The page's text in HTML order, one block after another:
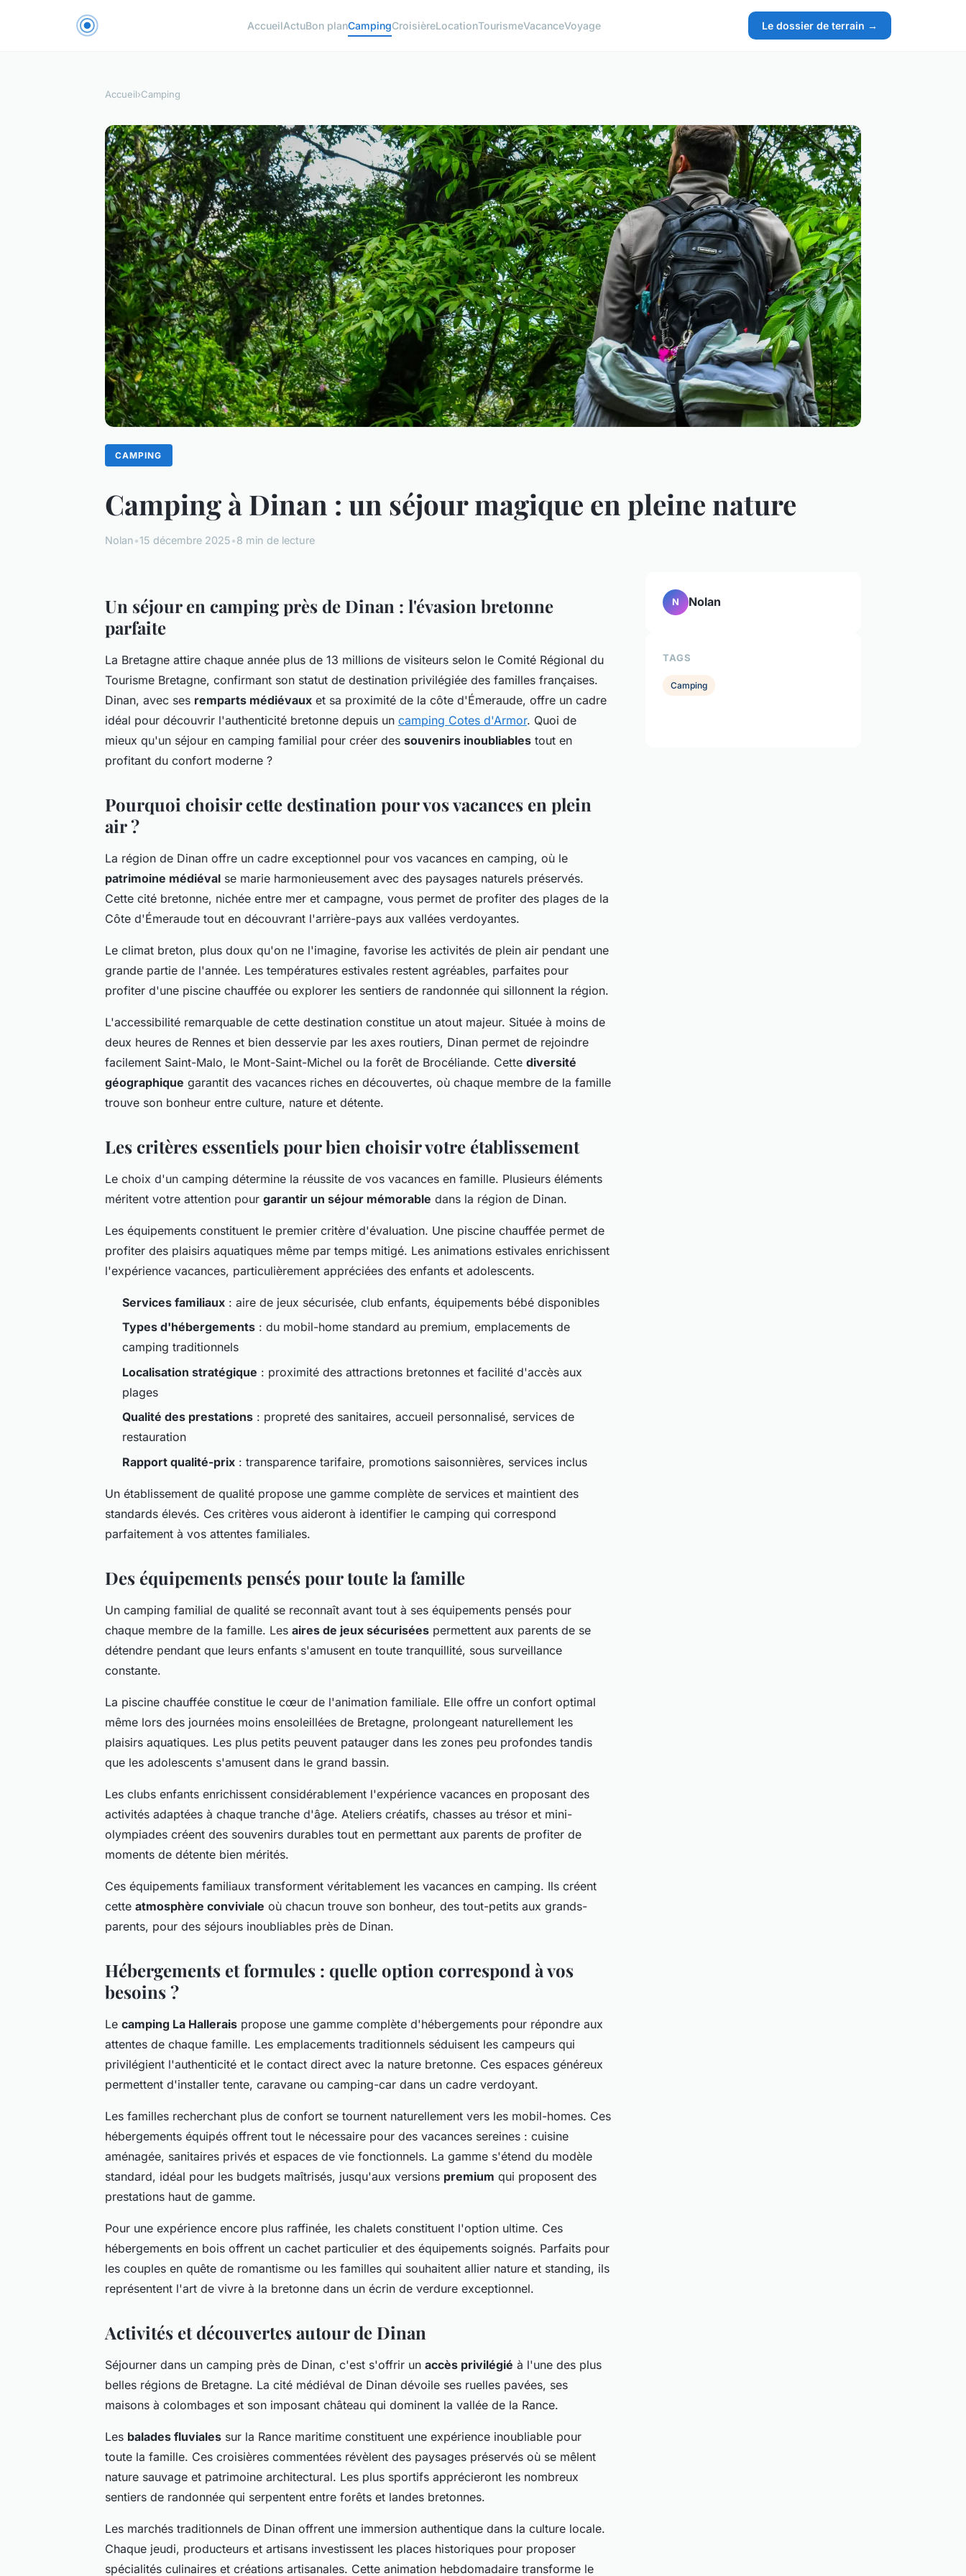
AccueilActuBon planCampingCroisièreLocationTourismeVacanceVoyage Le dossier de terrain →
Accueil›Camping
CAMPING
Camping à Dinan : un séjour magique en pleine nature
Nolan•15 décembre 2025•8 min de lecture
Un séjour en camping près de Dinan : l'évasion bretonne
parfaite
La Bretagne attire chaque année plus de 13 millions de visiteurs selon le Comité Régional du
Tourisme Bretagne, confirmant son statut de destination privilégiée des familles françaises.
Dinan, avec ses remparts médiévaux et sa proximité de la côte d'Émeraude, offre un cadre
idéal pour découvrir l'authenticité bretonne depuis un camping Cotes d'Armor. Quoi de
mieux qu'un séjour en camping familial pour créer des souvenirs inoubliables tout en
profitant du confort moderne ?
Pourquoi choisir cette destination pour vos vacances en plein
air ?
La région de Dinan offre un cadre exceptionnel pour vos vacances en camping, où le
patrimoine médiéval se marie harmonieusement avec des paysages naturels préservés.
Cette cité bretonne, nichée entre mer et campagne, vous permet de profiter des plages de la
Côte d'Émeraude tout en découvrant l'arrière-pays aux vallées verdoyantes.
Le climat breton, plus doux qu'on ne l'imagine, favorise les activités de plein air pendant une
grande partie de l'année. Les températures estivales restent agréables, parfaites pour
profiter d'une piscine chauffée ou explorer les sentiers de randonnée qui sillonnent la région.
L'accessibilité remarquable de cette destination constitue un atout majeur. Située à moins de
deux heures de Rennes et bien desservie par les axes routiers, Dinan permet de rejoindre
facilement Saint-Malo, le Mont-Saint-Michel ou la forêt de Brocéliande. Cette diversité
géographique garantit des vacances riches en découvertes, où chaque membre de la famille
trouve son bonheur entre culture, nature et détente.
Les critères essentiels pour bien choisir votre établissement
Le choix d'un camping détermine la réussite de vos vacances en famille. Plusieurs éléments
méritent votre attention pour garantir un séjour mémorable dans la région de Dinan.
Les équipements constituent le premier critère d'évaluation. Une piscine chauffée permet de
profiter des plaisirs aquatiques même par temps mitigé. Les animations estivales enrichissent
l'expérience vacances, particulièrement appréciées des enfants et adolescents.
Services familiaux : aire de jeux sécurisée, club enfants, équipements bébé disponibles
Types d'hébergements : du mobil-home standard au premium, emplacements de
camping traditionnels
Localisation stratégique : proximité des attractions bretonnes et facilité d'accès aux
plages
Qualité des prestations : propreté des sanitaires, accueil personnalisé, services de
restauration
Rapport qualité-prix : transparence tarifaire, promotions saisonnières, services inclus
Un établissement de qualité propose une gamme complète de services et maintient des
standards élevés. Ces critères vous aideront à identifier le camping qui correspond
parfaitement à vos attentes familiales.
Des équipements pensés pour toute la famille
Un camping familial de qualité se reconnaît avant tout à ses équipements pensés pour
chaque membre de la famille. Les aires de jeux sécurisées permettent aux parents de se
détendre pendant que leurs enfants s'amusent en toute tranquillité, sous surveillance
constante.
La piscine chauffée constitue le cœur de l'animation familiale. Elle offre un confort optimal
même lors des journées moins ensoleillées de Bretagne, prolongeant naturellement les
plaisirs aquatiques. Les plus petits peuvent patauger dans les zones peu profondes tandis
que les adolescents s'amusent dans le grand bassin.
Les clubs enfants enrichissent considérablement l'expérience vacances en proposant des
activités adaptées à chaque tranche d'âge. Ateliers créatifs, chasses au trésor et mini-
olympiades créent des souvenirs durables tout en permettant aux parents de profiter de
moments de détente bien mérités.
Ces équipements familiaux transforment véritablement les vacances en camping. Ils créent
cette atmosphère conviviale où chacun trouve son bonheur, des tout-petits aux grands-
parents, pour des séjours inoubliables près de Dinan.
Hébergements et formules : quelle option correspond à vos
besoins ?
Le camping La Hallerais propose une gamme complète d'hébergements pour répondre aux
attentes de chaque famille. Les emplacements traditionnels séduisent les campeurs qui
privilégient l'authenticité et le contact direct avec la nature bretonne. Ces espaces généreux
permettent d'installer tente, caravane ou camping-car dans un cadre verdoyant.
Les familles recherchant plus de confort se tournent naturellement vers les mobil-homes. Ces
hébergements équipés offrent tout le nécessaire pour des vacances sereines : cuisine
aménagée, sanitaires privés et espaces de vie fonctionnels. La gamme s'étend du modèle
standard, idéal pour les budgets maîtrisés, jusqu'aux versions premium qui proposent des
prestations haut de gamme.
Pour une expérience encore plus raffinée, les chalets constituent l'option ultime. Ces
hébergements en bois offrent un cachet particulier et des équipements soignés. Parfaits pour
les couples en quête de romantisme ou les familles qui souhaitent allier nature et standing, ils
représentent l'art de vivre à la bretonne dans un écrin de verdure exceptionnel.
Activités et découvertes autour de Dinan
Séjourner dans un camping près de Dinan, c'est s'offrir un accès privilégié à l'une des plus
belles régions de Bretagne. La cité médiéval de Dinan dévoile ses ruelles pavées, ses
maisons à colombages et son imposant château qui dominent la vallée de la Rance.
Les balades fluviales sur la Rance maritime constituent une expérience inoubliable pour
toute la famille. Ces croisières commentées révèlent des paysages préservés où se mêlent
nature sauvage et patrimoine architectural. Les plus sportifs apprécieront les nombreux
sentiers de randonnée qui serpentent entre forêts et landes bretonnes.
Les marchés traditionnels de Dinan offrent une immersion authentique dans la culture locale.
Chaque jeudi, producteurs et artisans investissent les places historiques pour proposer
spécialités culinaires et créations artisanales. Cette animation hebdomadaire transforme le
N Nolan
TAGS
Camping